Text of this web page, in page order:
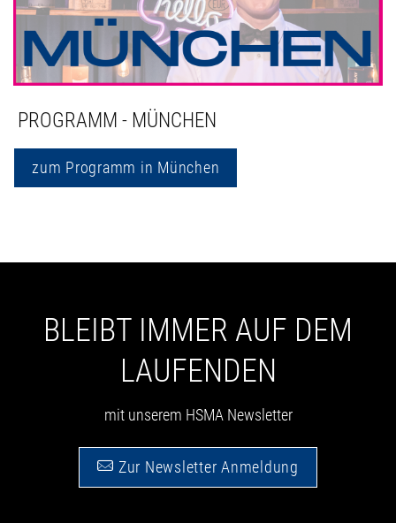
PROGRAMM - MÜNCHEN
zum Programm in München
BLEIBT IMMER AUF DEM
LAUFENDEN
mit unserem HSMA Newsletter
Zur Newsletter Anmeldung